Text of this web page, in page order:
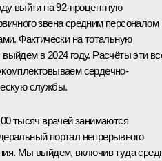
выйти на 92-процентную
звена средним персоналом
Фактически на тотальную
в 2024 году. Расчёты эти
сердечно-
службы.
тысяч врачей занимаются
портал непрерывного
Мы выйдем, включив туда